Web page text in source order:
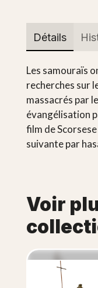
Détails
Les samouraïs
recherches sur
massacrés par
évangélisation
film de
suivante par
Voir